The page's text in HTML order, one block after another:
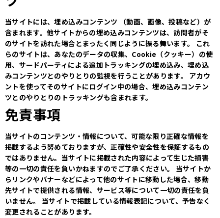
当サイトには、埋め込みコンテンツ （動画、画像、投稿など）が
含まれます。他サイトからの埋め込みコンテンツは、訪問者がそ
のサイトを訪れた場合とまったく同じように振る舞います。
これ
らのサイトは、あなたのデータの収集、Cookie（クッキー）の使
用、サードパーティによる追加トラッキングの埋め込み、埋め込
みコンテンツとのやりとりの監視を行うことがあります。
アカウ
ントを使ってそのサイトにログイン中の場合、埋め込みコンテン
ツとのやりとりのトラッキングも含まれます。
免責事項
当サイトのコンテンツ・情報について、可能な限り正確な情報を
掲載するよう努めておりますが、正確性や安全性を保証するもの
ではありません。当サイトに掲載された内容によって生じた損害
等の一切の責任を負いかねますのでご了承ください。
当サイトか
らリンクやバナーなどによって他のサイトに移動した場合、移動
先サイトで提供される情報、サービス等について一切の責任を負
いません。
当サイトで掲載している情報表記について、予告なく
変更されることがあります。